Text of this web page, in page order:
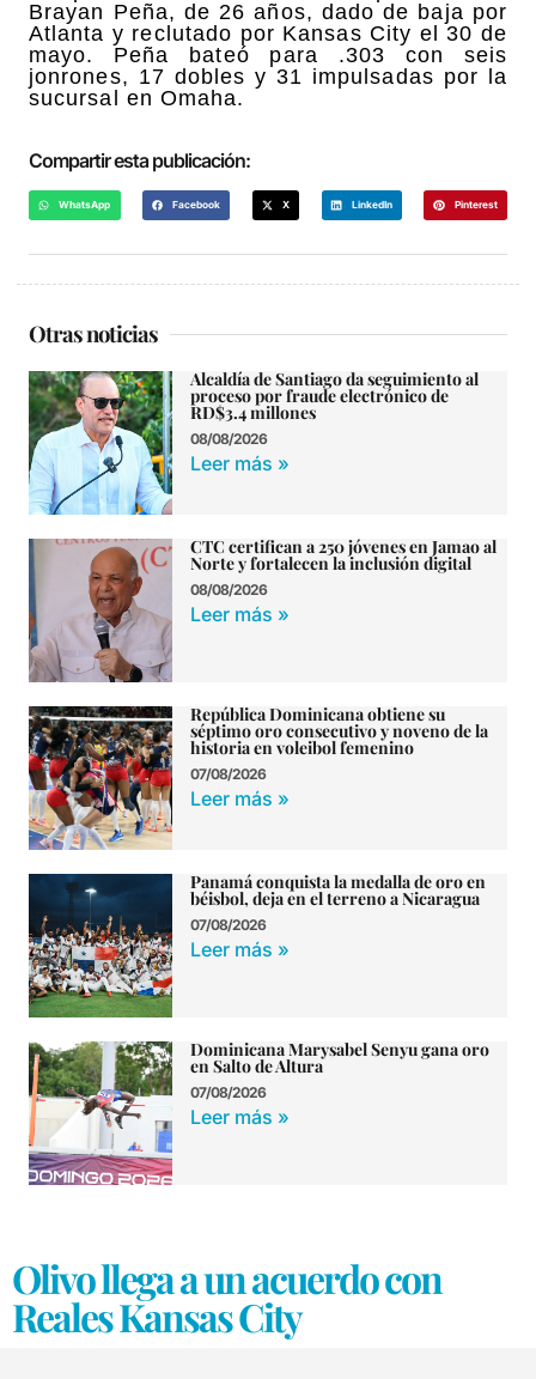
Brayan Peña, de 26 años, dado de baja por
Atlanta y reclutado por Kansas City el 30 de
mayo. Peña bateó para .303 con seis
jonrones, 17 dobles y 31 impulsadas por la
sucursal en Omaha.
Compartir esta publicación:
WhatsApp Facebook X LinkedIn Pinterest
Otras noticias
Alcaldía de Santiago da seguimiento al
proceso por fraude electrónico de
RD$3.4 millones
08/08/2026
Leer más »
CTC certifican a 250 jóvenes en Jamao al
Norte y fortalecen la inclusión digital
08/08/2026
Leer más »
República Dominicana obtiene su
séptimo oro consecutivo y noveno de la
historia en voleibol femenino
07/08/2026
Leer más »
Panamá conquista la medalla de oro en
béisbol, deja en el terreno a Nicaragua
07/08/2026
Leer más »
Dominicana Marysabel Senyu gana oro
en Salto de Altura
07/08/2026
Leer más »
Olivo llega a un acuerdo con
Reales Kansas City